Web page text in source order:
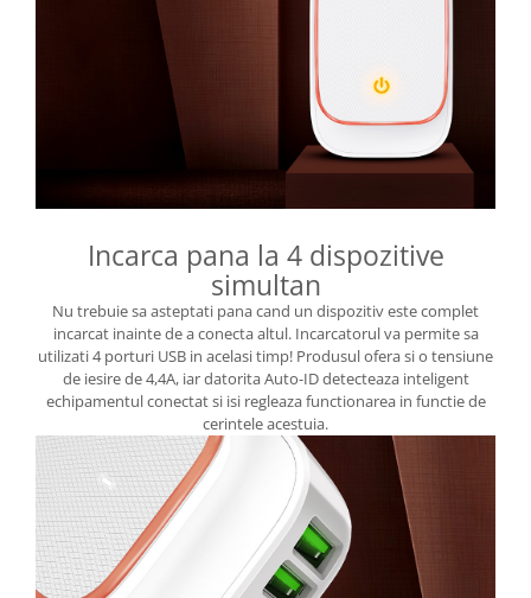
Incarca pana la 4 dispozitive
simultan
Nu trebuie sa asteptati pana cand un dispozitiv este complet
incarcat inainte de a conecta altul. Incarcatorul va permite sa
utilizati 4 porturi USB in acelasi timp! Produsul ofera si o tensiune
de iesire de 4,4A, iar datorita Auto-ID detecteaza inteligent
echipamentul conectat si isi regleaza functionarea in functie de
cerintele acestuia.